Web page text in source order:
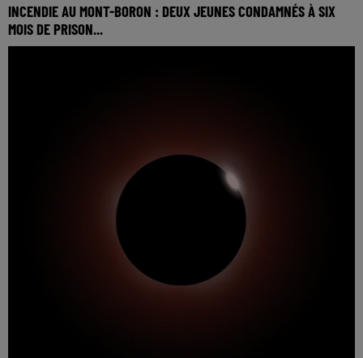
INCENDIE AU MONT-BORON : DEUX JEUNES CONDAMNÉS À SIX
MOIS DE PRISON...